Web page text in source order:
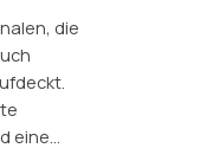
die
eine…